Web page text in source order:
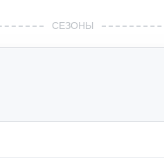
СЕЗОНЫ